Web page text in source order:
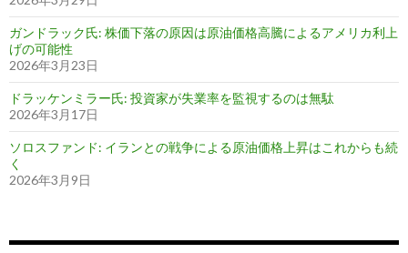
ガンドラック氏: 株価下落の原因は原油価格高騰によるアメリカ利上
げの可能性
2026年3月23日
ドラッケンミラー氏: 投資家が失業率を監視するのは無駄
2026年3月17日
ソロスファンド: イランとの戦争による原油価格上昇はこれからも続
く
2026年3月9日